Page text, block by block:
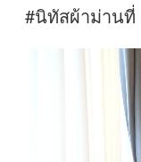
#นิทัสผ้าม่าน